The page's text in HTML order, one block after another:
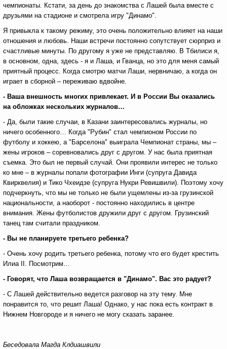
чемпионаты. Кстати, за день до знакомства с Лашей была вместе с
друзьями на стадионе и смотрела игру "Динамо".
Я привыкла к такому режиму, это очень положительно влияет на наши
отношения и любовь. Наши встречи постоянно сопутствует сюрприз и
счастливые минуты. По другому я уже не представляю. В Тбилиси я,
в основном, одна, здесь - я и Лаша, и Гванца, но это для меня самый
приятный процесс. Когда смотрю матчи Лаши, нервничаю, а когда он
играет в сборной – переживаю вдвойне.
- Ваша внешность многих привлекает. И в России Вы оказались
на обложках нескольких журналов…
- Да, были такие случаи, в Казани заинтересовались журналы, но
ничего особенного… Когда "Рубин" стал чемпионом России по
футболу и хоккею, а "Барселона" выиграла Чемпионат страны, мы –
жены игроков – соревновались друг с другом. У нас была приятная
съемка. Это был не первый случай. Они проявили интерес не только
ко мне – в журналы попали фотографии Инги (супруга Давида
Квирквелия) и Тико Чхеидзе (супруга Нукри Ревишвили). Поэтому хочу
подчеркнуть, что мы не только не были ущемлены из-за грузинской
национальности, а наоборот - постоянно находились в центре
внимания. Жены футболистов дружили друг с другом. Грузинский
танец там считали праздником.
- Вы не планируете третьего ребенка?
- Очень хочу родить третьего ребенка, потому что его будет крестить
Илиа II. Посмотрим…
- Говорят, что Лаша возвращается в "Динамо". Вас это радует?
- С Лашей действительно ведется разговор на эту тему. Мне
понравится то, что решит Лаша! Однако, у нас пока есть контракт в
Нижнем Новгороде и я ничего не могу сказать заранее.
Беседовала Магда Клдиашвили